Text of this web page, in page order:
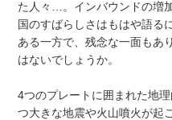
た人々…。インバウンドの増
国のすばらしさはもはや語る
ある一方で、残念な一面もあ
はないでしょうか。
4つのプレートに囲まれた地
つ大きな地震や火山噴火が起